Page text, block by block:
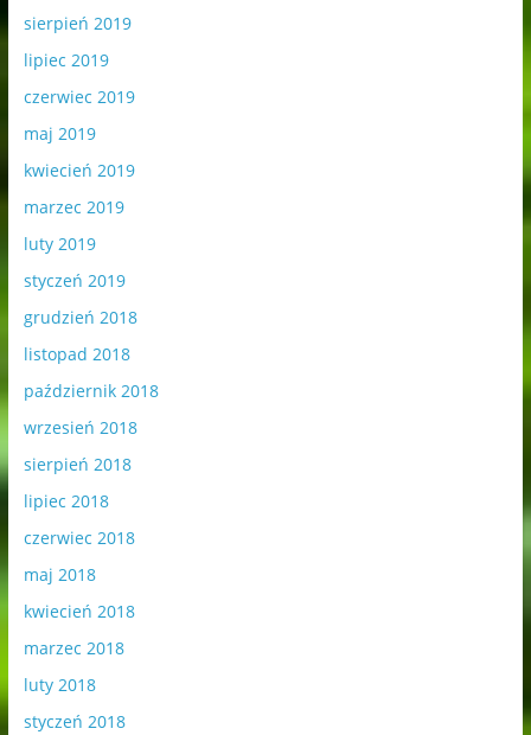
sierpień 2019
lipiec 2019
czerwiec 2019
maj 2019
kwiecień 2019
marzec 2019
luty 2019
styczeń 2019
grudzień 2018
listopad 2018
październik 2018
wrzesień 2018
sierpień 2018
lipiec 2018
czerwiec 2018
maj 2018
kwiecień 2018
marzec 2018
luty 2018
styczeń 2018